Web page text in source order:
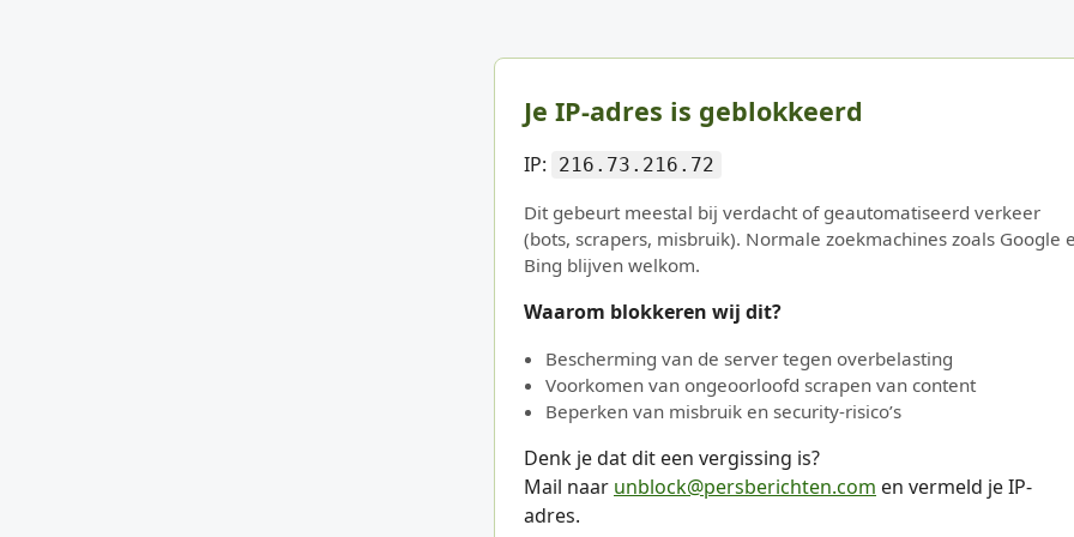
Je IP-adres is geblokkeerd
IP: 216.73.216.72
Dit gebeurt meestal bij verdacht of geautomatiseerd verkeer
(bots, scrapers, misbruik). Normale zoekmachines zoals Google
Bing blijven welkom.
Waarom blokkeren wij dit?
Bescherming van de server tegen overbelasting
Voorkomen van ongeoorloofd scrapen van content
Beperken van misbruik en security-risico’s
Denk je dat dit een vergissing is?
Mail naar unblock@persberichten.com en vermeld je IP-
adres.